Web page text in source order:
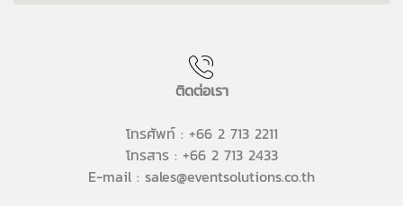
ติดต่อเรา
โทรศัพท์ : +66 2 713 2211
โทรสาร : +66 2 713 2433
E-mail : sales@eventsolutions.co.th